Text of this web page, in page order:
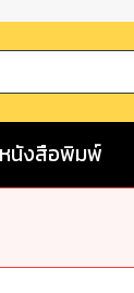
หนังสือพิมพ์